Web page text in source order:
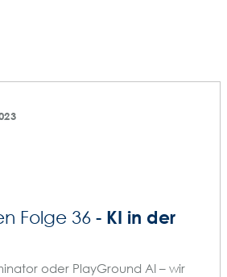
Folge 36 - KI in der
oder PlayGround AI – wir